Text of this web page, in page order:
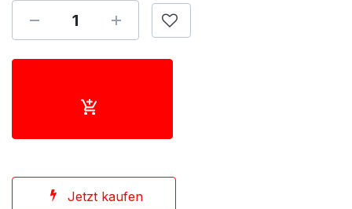
Jetzt kaufen